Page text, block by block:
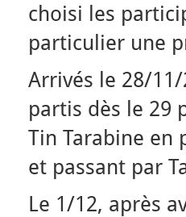
choisi les
particulier une
Arrivés le 28/
partis dès le 29
Tin Tarabine en
et passant par
Le 1/12, après